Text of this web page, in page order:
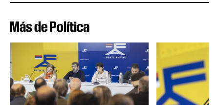
Más de Política